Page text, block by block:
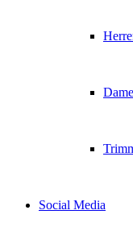
Social Media